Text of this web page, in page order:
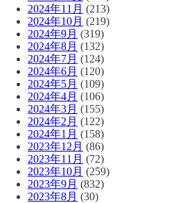
2024年11月 (213)
2024年10月 (219)
2024年9月 (319)
2024年8月 (132)
2024年7月 (124)
2024年6月 (120)
2024年5月 (109)
2024年4月 (106)
2024年3月 (155)
2024年2月 (122)
2024年1月 (158)
2023年12月 (86)
2023年11月 (72)
2023年10月 (259)
2023年9月 (832)
2023年8月 (30)